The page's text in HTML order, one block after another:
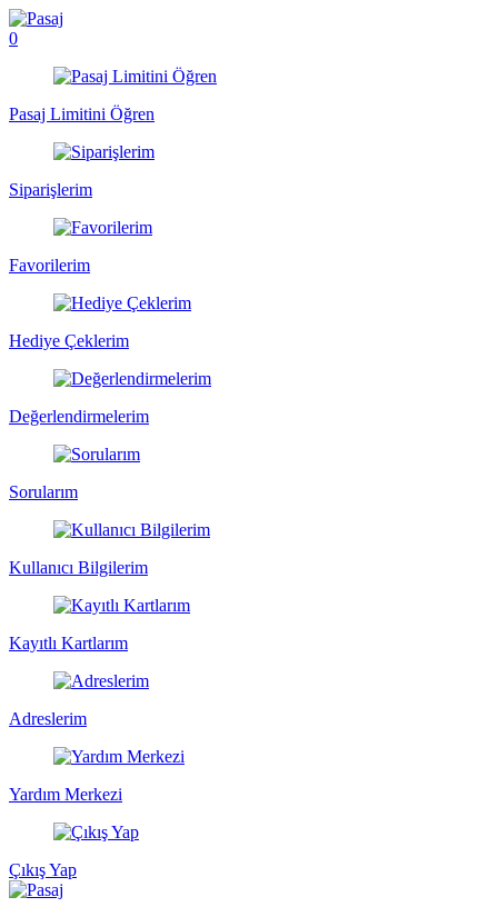
0
Pasaj Limitini Öğren
Siparişlerim
Favorilerim
Hediye Çeklerim
Değerlendirmelerim
Sorularım
Kullanıcı Bilgilerim
Kayıtlı Kartlarım
Adreslerim
Yardım Merkezi
Çıkış Yap